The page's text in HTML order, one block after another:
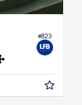
#823